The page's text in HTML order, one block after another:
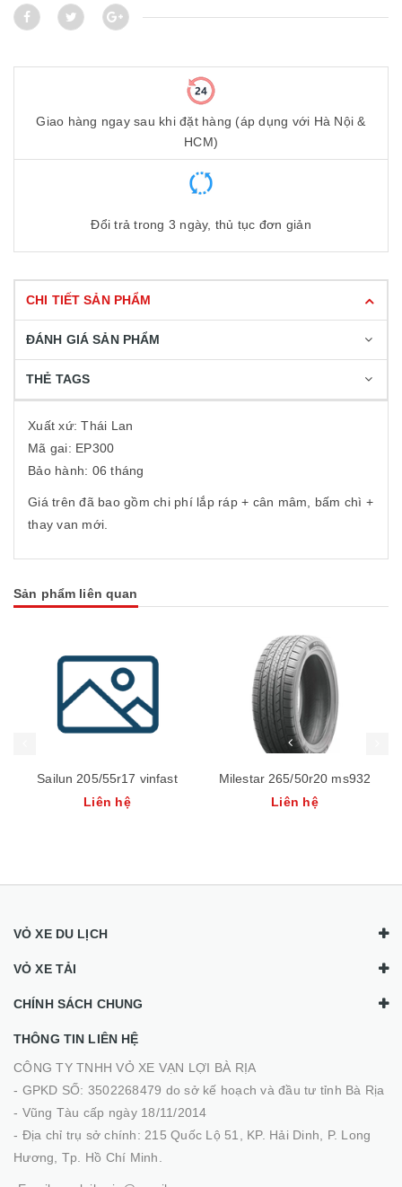
Giao hàng ngay sau khi đặt hàng (áp dụng với Hà Nội &
HCM)
Đổi trả trong 3 ngày, thủ tục đơn giản
CHI TIẾT SẢN PHẨM
ĐÁNH GIÁ SẢN PHẨM
THẺ TAGS
Xuất xứ: Thái Lan
Mã gai: EP300
Bảo hành: 06 tháng
Giá trên đã bao gồm chi phí lắp ráp + cân mâm, bấm chì +
thay van mới.
Sản phẩm liên quan
Sailun 205/55r17 vinfast
Liên hệ
Milestar 265/50r20 ms932
Liên hệ
VỎ XE DU LỊCH
VỎ XE TẢI
CHÍNH SÁCH CHUNG
THÔNG TIN LIÊN HỆ
CÔNG TY TNHH VỎ XE VẠN LỢI BÀ RỊA
- GPKD SỐ: 3502268479 do sở kế hoạch và đầu tư tỉnh Bà Rịa
- Vũng Tàu cấp ngày 18/11/2014
- Địa chỉ trụ sở chính: 215 Quốc Lộ 51, KP. Hải Dinh, P. Long
Hương, Tp. Hồ Chí Minh.